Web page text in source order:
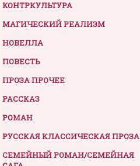
КОНТРКУЛЬТУРА
МАГИЧЕСКИЙ РЕАЛИЗМ
НОВЕЛЛА
ПОВЕСТЬ
ПРОЗА ПРОЧЕЕ
РАССКАЗ
РОМАН
РУССКАЯ КЛАССИЧЕСКАЯ ПРОЗА
СЕМЕЙНЫЙ РОМАН/СЕМЕЙНАЯ